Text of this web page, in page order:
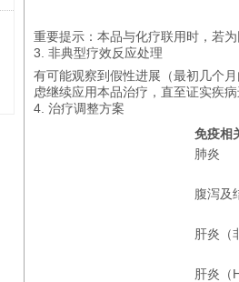
重要提示：本品与化疗联用时，若为
3. 非典型疗效反应处理
有可能观察到假性进展（最初几个
虑继续应用本品治疗，直至证实疾病
4. 治疗调整方案
免疫相
肺炎
腹泻及
肝炎（
肝炎（